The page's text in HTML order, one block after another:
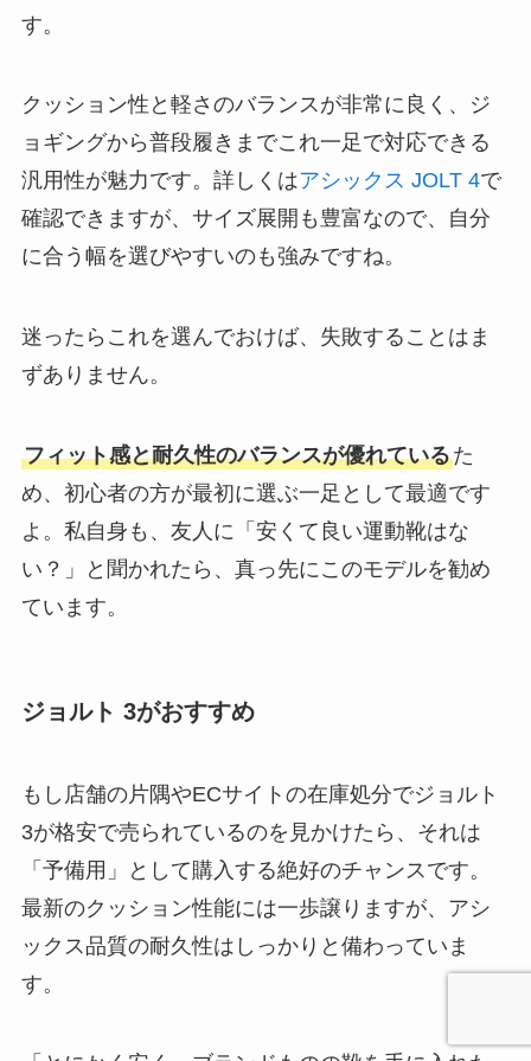
す。
クッション性と軽さのバランスが非常に良く、ジ
ョギングから普段履きまでこれ一足で対応できる
汎用性が魅力です。詳しくはアシックス JOLT 4で
確認できますが、サイズ展開も豊富なので、自分
に合う幅を選びやすいのも強みですね。
迷ったらこれを選んでおけば、失敗することはま
ずありません。
フィット感と耐久性のバランスが優れているた
め、初心者の方が最初に選ぶ一足として最適です
よ。私自身も、友人に「安くて良い運動靴はな
い？」と聞かれたら、真っ先にこのモデルを勧め
ています。
ジョルト 3がおすすめ
もし店舗の片隅やECサイトの在庫処分でジョルト
3が格安で売られているのを見かけたら、それは
「予備用」として購入する絶好のチャンスです。
最新のクッション性能には一歩譲りますが、アシ
ックス品質の耐久性はしっかりと備わっていま
す。